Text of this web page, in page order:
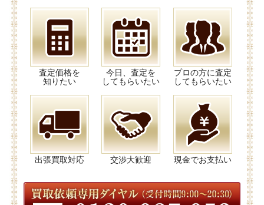
査定価格を
知りたい
今日、査定を
してもらいたい
プロの方に査定
してもらいたい
出張買取対応 交渉大歓迎 現金でお支払い